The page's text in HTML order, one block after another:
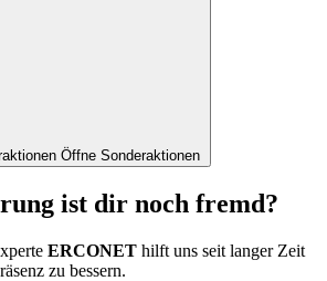
Öffne Sonderaktionen
ist dir noch fremd?
ERCONET hilft uns seit langer Zeit
zu bessern.